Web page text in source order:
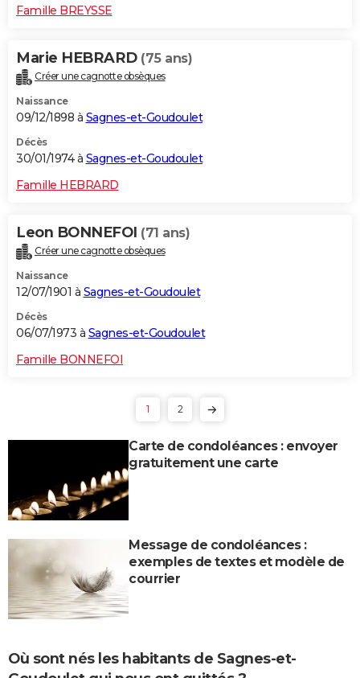
Famille BREYSSE
Marie HEBRARD (75 ans)
Créer une cagnotte obsèques
Naissance
09/12/1898 à Sagnes-et-Goudoulet
Décès
30/01/1974 à Sagnes-et-Goudoulet
Famille HEBRARD
Leon BONNEFOI (71 ans)
Créer une cagnotte obsèques
Naissance
12/07/1901 à Sagnes-et-Goudoulet
Décès
06/07/1973 à Sagnes-et-Goudoulet
Famille BONNEFOI
1 2
Carte de condoléances : envoyer
gratuitement une carte
Message de condoléances :
exemples de textes et modèle de
courrier
Où sont nés les habitants de Sagnes-et-